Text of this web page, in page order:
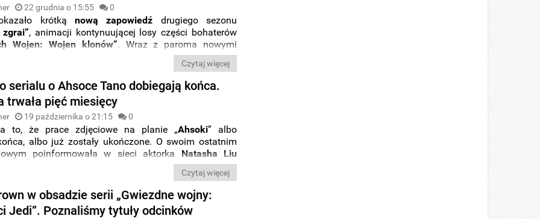
22 grudnia o 15:55 0
krótkąnową zapowiedź drugiego sezonu
, animacji kontynuującej losy części bohaterów
Wojen: Wojen klonów”. Wraz z paroma nowymi
otrzymaliśmy też rozpiskę wszystkich odcinków
Czytaj więcej
serialu o Ahsoce Tano dobiegają końca.
trwała pięć miesięcy
19 października o 21:15 0
to, że prace zdjęciowe na planie „Ahsoki” albo
albo już zostały ukończone. O swoim ostatnim
poinformowała w sieci aktorka Natasha Liu
w serialu o byłej padawance Jedi wciela się w rolę
Czytaj więcej
w obsadzie serii „Gwiezdne wojny:
Jedi”. Poznaliśmy tytuły odcinków